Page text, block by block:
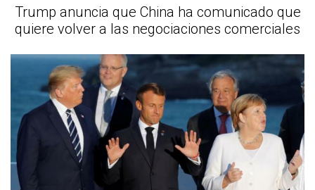
Trump anuncia que China ha comunicado que
quiere volver a las negociaciones comerciales